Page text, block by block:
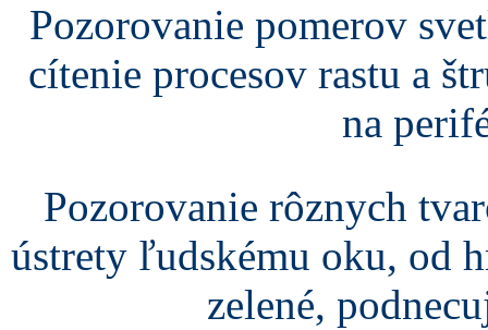
Pozorovanie pomerov
cítenie procesov rastu a
na
Pozorovanie rôznych
ústrety ľudskému oku, od
zelené,